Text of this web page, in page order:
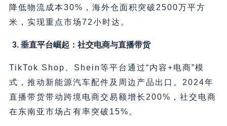
降低物流成本30%，海外仓面积突破2500万平方
米，实现重点市场72小时达。
3. 垂直平台崛起：社交电商与直播带货
TikTok Shop、Shein等平台通过“内容+电商”模
式，推动新能源汽车配件及周边产品出口。2024年
直播带货带动跨境电商交易额增长200%，社交电商
在东南亚市场占有率突破15%。